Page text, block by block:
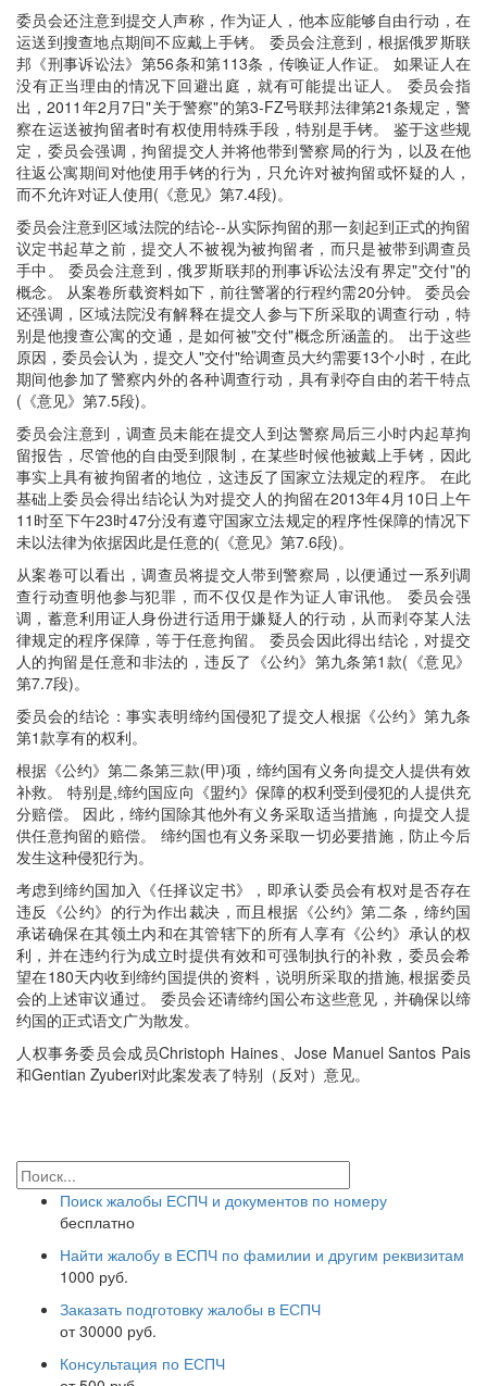
委员会还注意到提交人声称，作为证人，他本应能够自由行动，在
运送到搜查地点期间不应戴上手铐。 委员会注意到，根据俄罗斯联
邦《刑事诉讼法》第56条和第113条，传唤证人作证。 如果证人在
没有正当理由的情况下回避出庭，就有可能提出证人。 委员会指
出，2011年2月7日"关于警察"的第3-FZ号联邦法律第21条规定，警
察在运送被拘留者时有权使用特殊手段，特别是手铐。 鉴于这些规
定，委员会强调，拘留提交人并将他带到警察局的行为，以及在他
往返公寓期间对他使用手铐的行为，只允许对被拘留或怀疑的人，
而不允许对证人使用(《意见》第7.4段)。
委员会注意到区域法院的结论--从实际拘留的那一刻起到正式的拘留
议定书起草之前，提交人不被视为被拘留者，而只是被带到调查员
手中。 委员会注意到，俄罗斯联邦的刑事诉讼法没有界定"交付"的
概念。 从案卷所载资料如下，前往警署的行程约需20分钟。 委员会
还强调，区域法院没有解释在提交人参与下所采取的调查行动，特
别是他搜查公寓的交通，是如何被"交付"概念所涵盖的。 出于这些
原因，委员会认为，提交人"交付"给调查员大约需要13个小时，在此
期间他参加了警察内外的各种调查行动，具有剥夺自由的若干特点
(《意见》第7.5段)。
委员会注意到，调查员未能在提交人到达警察局后三小时内起草拘
留报告，尽管他的自由受到限制，在某些时候他被戴上手铐，因此
事实上具有被拘留者的地位，这违反了国家立法规定的程序。 在此
基础上委员会得出结论认为对提交人的拘留在2013年4月10日上午
11时至下午23时47分没有遵守国家立法规定的程序性保障的情况下
未以法律为依据因此是任意的(《意见》第7.6段)。
从案卷可以看出，调查员将提交人带到警察局，以便通过一系列调
查行动查明他参与犯罪，而不仅仅是作为证人审讯他。 委员会强
调，蓄意利用证人身份进行适用于嫌疑人的行动，从而剥夺某人法
律规定的程序保障，等于任意拘留。 委员会因此得出结论，对提交
人的拘留是任意和非法的，违反了《公约》第九条第1款(《意见》
第7.7段)。
委员会的结论：事实表明缔约国侵犯了提交人根据《公约》第九条
第1款享有的权利。
根据《公约》第二条第三款(甲)项，缔约国有义务向提交人提供有效
补救。 特别是,缔约国应向《盟约》保障的权利受到侵犯的人提供充
分赔偿。 因此，缔约国除其他外有义务采取适当措施，向提交人提
供任意拘留的赔偿。 缔约国也有义务采取一切必要措施，防止今后
发生这种侵犯行为。
考虑到缔约国加入《任择议定书》，即承认委员会有权对是否存在
违反《公约》的行为作出裁决，而且根据《公约》第二条，缔约国
承诺确保在其领土内和在其管辖下的所有人享有《公约》承认的权
利，并在违约行为成立时提供有效和可强制执行的补救，委员会希
望在180天内收到缔约国提供的资料，说明所采取的措施, 根据委员
会的上述审议通过。 委员会还请缔约国公布这些意见，并确保以缔
约国的正式语文广为散发。
人权事务委员会成员Christoph Haines、Jose Manuel Santos Pais
和Gentian Zyuberi对此案发表了特别（反对）意见。
Поиск жалобы ЕСПЧ и документов по номеру
бесплатно
Найти жалобу в ЕСПЧ по фамилии и другим реквизитам
1000 руб.
Заказать подготовку жалобы в ЕСПЧ
от 30000 руб.
Консультация по ЕСПЧ